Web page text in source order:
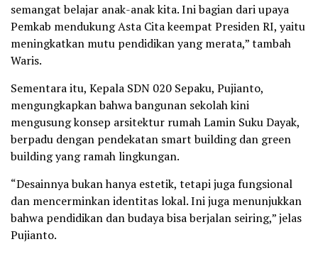
semangat belajar anak-anak kita. Ini bagian dari upaya
Pemkab mendukung Asta Cita keempat Presiden RI, yaitu
meningkatkan mutu pendidikan yang merata,” tambah
Waris.
Sementara itu, Kepala SDN 020 Sepaku, Pujianto,
mengungkapkan bahwa bangunan sekolah kini
mengusung konsep arsitektur rumah Lamin Suku Dayak,
berpadu dengan pendekatan smart building dan green
building yang ramah lingkungan.
“Desainnya bukan hanya estetik, tetapi juga fungsional
dan mencerminkan identitas lokal. Ini juga menunjukkan
bahwa pendidikan dan budaya bisa berjalan seiring,” jelas
Pujianto.